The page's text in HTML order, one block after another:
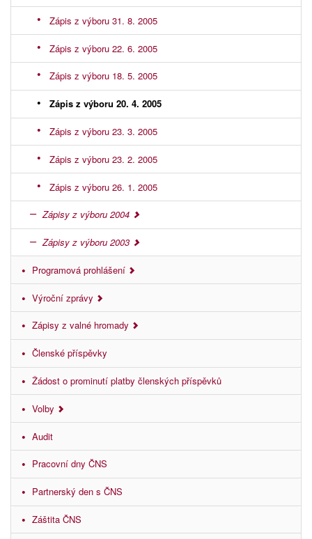
Zápis z výboru 31. 8. 2005
Zápis z výboru 22. 6. 2005
Zápis z výboru 18. 5. 2005
Zápis z výboru 20. 4. 2005
Zápis z výboru 23. 3. 2005
Zápis z výboru 23. 2. 2005
Zápis z výboru 26. 1. 2005
Zápisy z výboru 2004
Zápisy z výboru 2003
Programová prohlášení
Výroční zprávy
Zápisy z valné hromady
Členské příspěvky
Žádost o prominutí platby členských příspěvků
Volby
Audit
Pracovní dny ČNS
Partnerský den s ČNS
Záštita ČNS